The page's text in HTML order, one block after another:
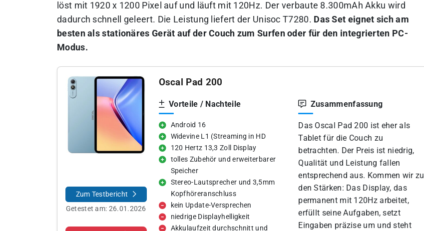
löst mit 1920 x 1200 Pixel auf und läuft mit 120Hz. Der verbaute 8.300mAh Akku wird
dadurch schnell geleert. Die Leistung liefert der Unisoc T7280. Das Set eignet sich am
besten als stationäres Gerät auf der Couch zum Surfen oder für den integrierten PC-
Modus.
Zum Testbericht
Getestet am: 26.01.2026
Oscal Pad 200
Vorteile / Nachteile
Android 16
Widevine L1 (Streaming in HD
120 Hertz 13,3 Zoll Display
tolles Zubehör und erweiterbarer
Speicher
Stereo-Lautsprecher und 3,5mm
Kopfhöreranschluss
kein Update-Versprechen
niedrige Displayhelligkeit
Akkulaufzeit durchschnitt und
Zusammenfassung
Das Oscal Pad 200 ist eher als
Tablet für die Couch zu
betrachten. Der Preis ist niedrig,
Qualität und Leistung fallen
entsprechend aus. Kommen wir zu
den Stärken: Das Display, das
permanent mit 120Hz arbeitet,
erfüllt seine Aufgaben, setzt
Eingaben präzise um und steht